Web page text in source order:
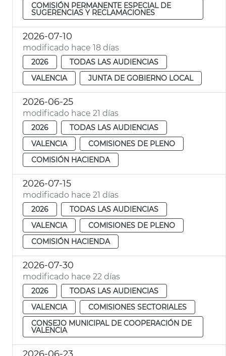
COMISIÓN PERMANENTE ESPECIAL DE
SUGERENCIAS Y RECLAMACIONES
2026-07-10
modificado hace 18 días
2026
TODAS LAS AUDIENCIAS
VALENCIA
JUNTA DE GOBIERNO LOCAL
2026-06-25
modificado hace 21 días
2026
TODAS LAS AUDIENCIAS
VALENCIA
COMISIONES DE PLENO
COMISIÓN HACIENDA
2026-07-15
modificado hace 21 días
2026
TODAS LAS AUDIENCIAS
VALENCIA
COMISIONES DE PLENO
COMISIÓN HACIENDA
2026-07-30
modificado hace 22 días
2026
TODAS LAS AUDIENCIAS
VALENCIA
COMISIONES SECTORIALES
CONSEJO MUNICIPAL DE COOPERACIÓN DE
VALENCIA
2026-06-23